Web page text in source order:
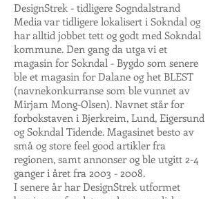
DesignStrek - tidligere Sogndalstrand
Media var tidligere lokalisert i Sokndal og
har alltid jobbet tett og godt med Sokndal
kommune. Den gang da utga vi et
magasin for Sokndal - Bygdo som senere
ble et magasin for Dalane og het BLEST
(navnekonkurranse som ble vunnet av
Mirjam Mong-Olsen). Navnet står for
forbokstaven i Bjerkreim, Lund, Eigersund
og Sokndal Tidende. Magasinet besto av
små og store feel good artikler fra
regionen, samt annonser og ble utgitt 2-4
ganger i året fra 2003 - 2008.
I senere år har DesignStrek utformet